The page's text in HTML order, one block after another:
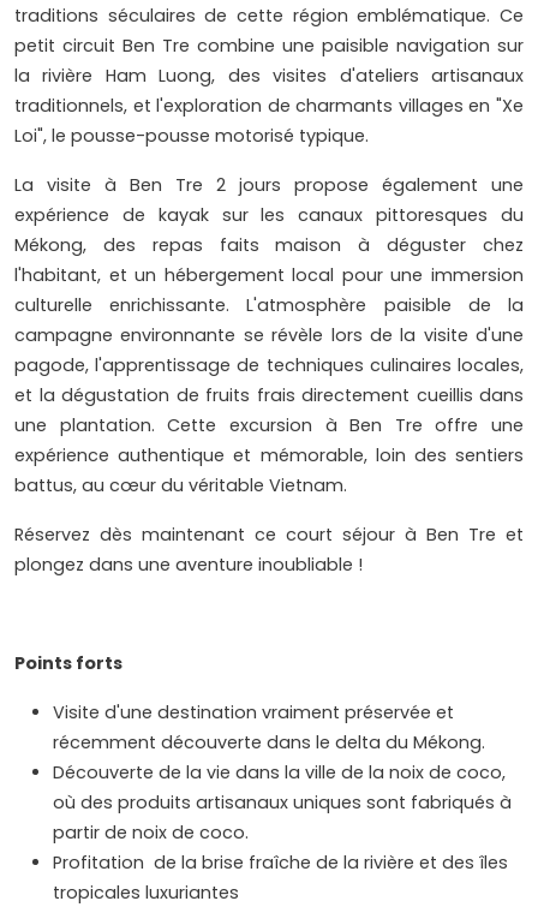
traditions séculaires de cette région emblématique. Ce
petit circuit Ben Tre combine une paisible navigation sur
la rivière Ham Luong, des visites d'ateliers artisanaux
traditionnels, et l'exploration de charmants villages en "Xe
Loi", le pousse-pousse motorisé typique.
La visite à Ben Tre 2 jours propose également une
expérience de kayak sur les canaux pittoresques du
Mékong, des repas faits maison à déguster chez
l'habitant, et un hébergement local pour une immersion
culturelle enrichissante. L'atmosphère paisible de la
campagne environnante se révèle lors de la visite d'une
pagode, l'apprentissage de techniques culinaires locales,
et la dégustation de fruits frais directement cueillis dans
une plantation. Cette excursion à Ben Tre offre une
expérience authentique et mémorable, loin des sentiers
battus, au cœur du véritable Vietnam.
Réservez dès maintenant ce court séjour à Ben Tre et
plongez dans une aventure inoubliable !
Points forts
Visite d'une destination vraiment préservée et
récemment découverte dans le delta du Mékong.
Découverte de la vie dans la ville de la noix de coco,
où des produits artisanaux uniques sont fabriqués à
partir de noix de coco.
Profitation de la brise fraîche de la rivière et des îles
tropicales luxuriantes